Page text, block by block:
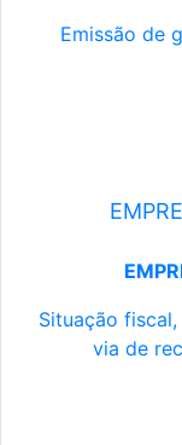
Emissão de
Situação
via de